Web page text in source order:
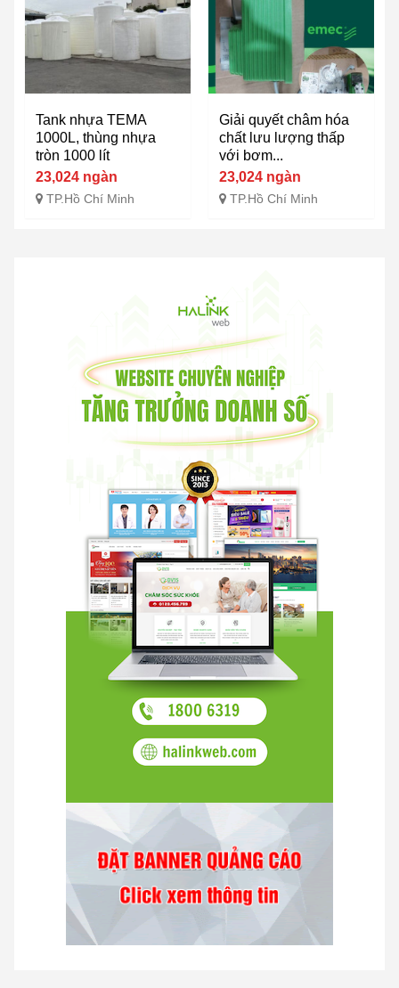
Tank nhựa TEMA
1000L, thùng nhựa
tròn 1000 lít
23,024 ngàn
TP.Hồ Chí Minh
Giải quyết châm hóa
chất lưu lượng thấp
với bơm...
23,024 ngàn
TP.Hồ Chí Minh